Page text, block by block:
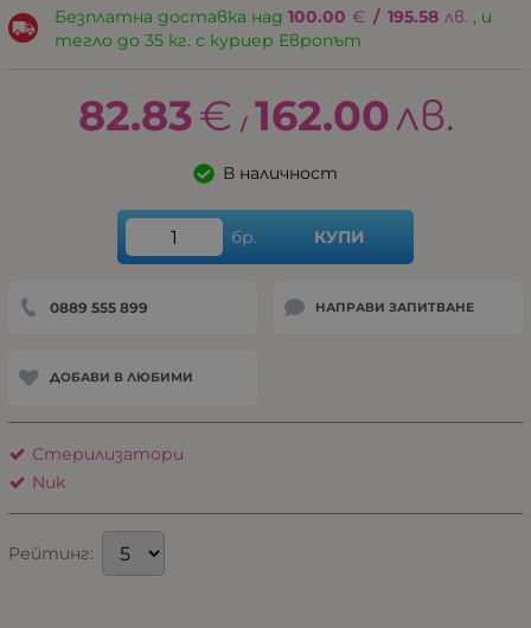
Безплатна доставка над 100.00 € / 195.58 лв. , и
тегло до 35 кг. с куриер Европът
82.83€ / 162.00лв.
В наличност
бр. КУПИ
0889 555 899 НАПРАВИ ЗАПИТВАНЕ
ДОБАВИ В ЛЮБИМИ
Стерилизатори
Nuk
Рейтинг: